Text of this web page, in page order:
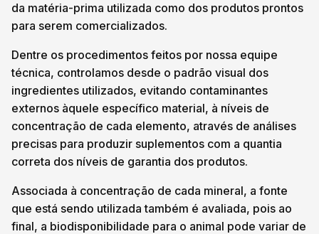
da matéria-prima utilizada como dos produtos prontos
para serem comercializados.
Dentre os procedimentos feitos por nossa equipe
técnica, controlamos desde o padrão visual dos
ingredientes utilizados, evitando contaminantes
externos àquele específico material, à níveis de
concentração de cada elemento, através de análises
precisas para produzir suplementos com a quantia
correta dos níveis de garantia dos produtos.
Associada à concentração de cada mineral, a fonte
que está sendo utilizada também é avaliada, pois ao
final, a biodisponibilidade para o animal pode variar de